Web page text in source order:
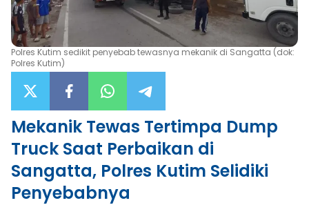
More
Internasional
Feature
Opini
Gaya
×
Polres Kutim sedikit penyebab tewasnya mekanik di Sangatta (dok:
Polres Kutim)
Mekanik Tewas Tertimpa Dump
Truck Saat Perbaikan di
Sangatta, Polres Kutim Selidiki
Penyebabnya